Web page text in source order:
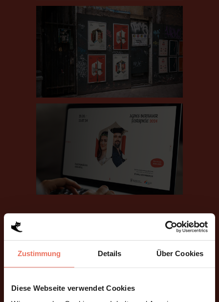
Zustimmung Details Über Cookies
Diese Webseite verwendet Cookies